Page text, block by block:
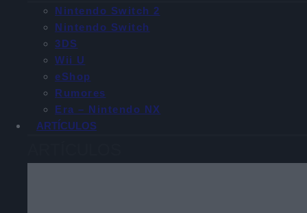
Nintendo Switch 2
Nintendo Switch
3DS
Wii U
eShop
Rumores
Era – Nintendo NX
ARTÍCULOS